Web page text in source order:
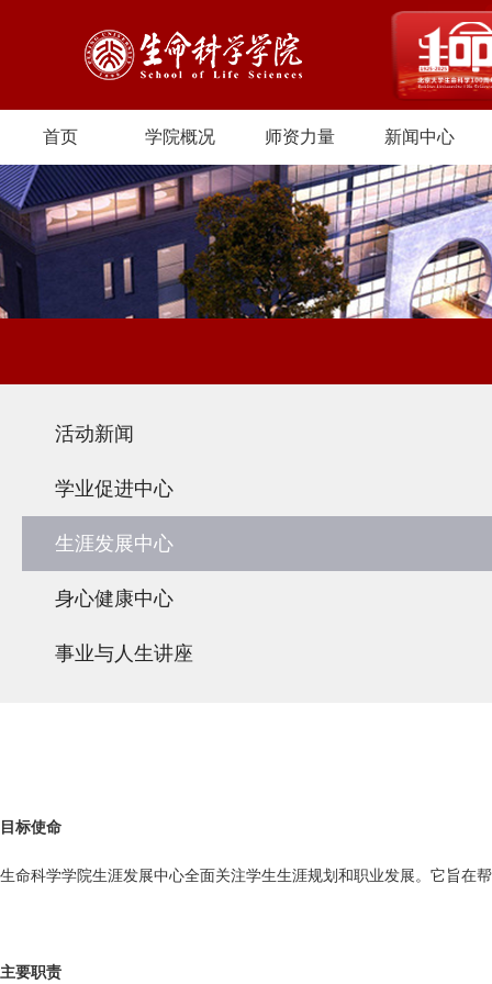
首页 学院概况 师资力量 新闻中心
活动新闻
学业促进中心
生涯发展中心
身心健康中心
事业与人生讲座
目标使命
生命科学学院生涯发展中心全面关注学生生涯规划和职业发展。它旨在
主要职责